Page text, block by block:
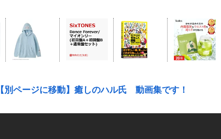
【別ページに移動】癒しのハル氏 動画集です！